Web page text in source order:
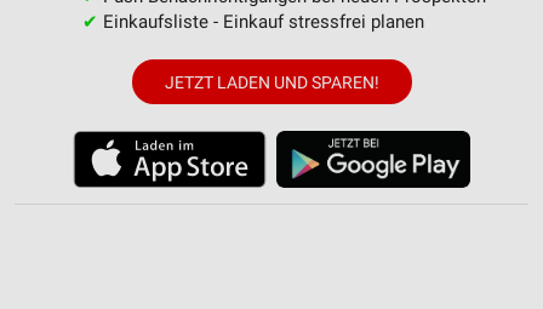
✔ Einkaufsliste - Einkauf stressfrei planen
JETZT LADEN UND SPAREN!